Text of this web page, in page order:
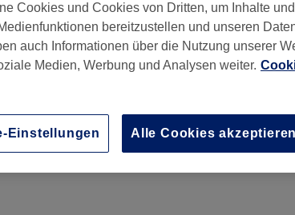
Min.Details anzeigen
Cookies und Cookies von Dritten, um Inhalte
bereitzustellen und unseren
auch Informationen über die Nutzung unserer
Medien, Werbung und Analysen weiter.
Einstellungen Alle Cookies akzeptieren